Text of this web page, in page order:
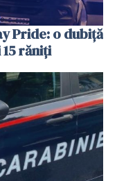
Pride: o dubiță
răniți